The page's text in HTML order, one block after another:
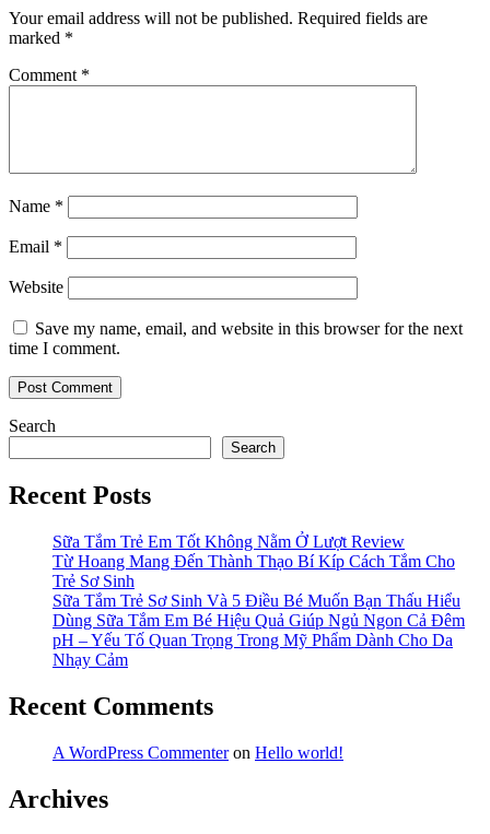
Your email address will not be published. Required fields are
marked *
Comment *
Name *
Email *
Website
Save my name, email, and website in this browser for the next
time I comment.
Search
Search
Recent Posts
Sữa Tắm Trẻ Em Tốt Không Nằm Ở Lượt Review
Từ Hoang Mang Đến Thành Thạo Bí Kíp Cách Tắm Cho
Trẻ Sơ Sinh
Sữa Tắm Trẻ Sơ Sinh Và 5 Điều Bé Muốn Bạn Thấu Hiểu
Dùng Sữa Tắm Em Bé Hiệu Quả Giúp Ngủ Ngon Cả Đêm
pH – Yếu Tố Quan Trọng Trong Mỹ Phẩm Dành Cho Da
Nhạy Cảm
Recent Comments
A WordPress Commenteron Hello world!
Archives